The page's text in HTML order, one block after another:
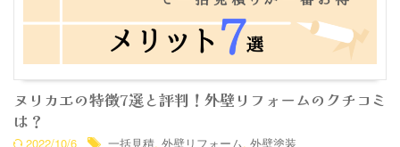
ヌリカエの特徴7選と評判！外壁リフォームのクチコミ
は？
2022/10/6 一括見積, 外壁リフォーム, 外壁塗装